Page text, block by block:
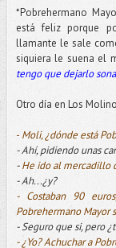
*Pobrehermano
está feliz porque
llamante le sale
siquiera le suena el
tengo que dejarlo
Otro día en Los
- Moli, ¿dónde está
- Ahí, pidiendo unas
-He ido al mercadillo
- Ah...¿y?
- Costaban 90
Pobrehermano Mayor
- Seguro que si, pero
- ¿Yo? Achuchar a